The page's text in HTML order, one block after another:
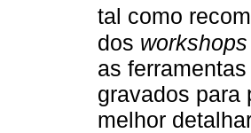
tal como
dos workshops
as
gravados para
melhor